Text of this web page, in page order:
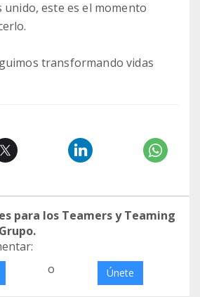
unido, este es el momento
transformando vidas
para los Teamers y Teaming
o Únete